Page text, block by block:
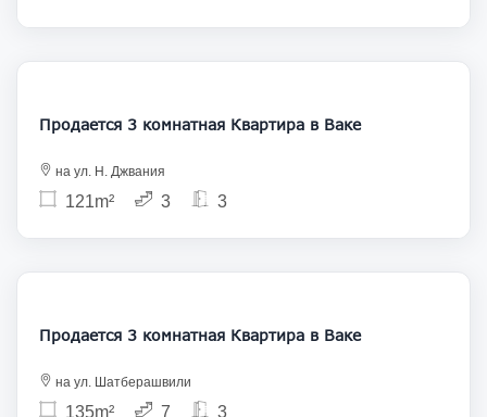
309 000
Продается 3 комнатная Квартира в Ваке
на ул. Н. Джвания
121m² 3 3
365 000
Продается 3 комнатная Квартира в Ваке
на ул. Шатберашвили
135m² 7 3